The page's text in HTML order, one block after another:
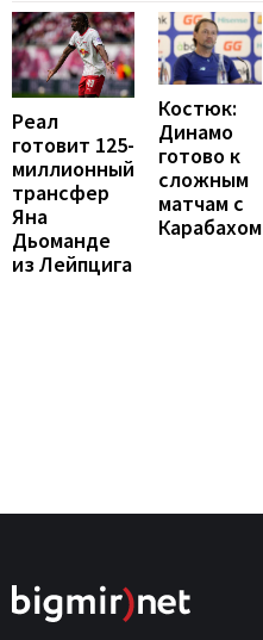
Реал
готовит 125-
миллионный
трансфер
Яна
Дьоманде
из Лейпцига
Костюк:
Динамо
готово к
сложным
матчам с
Карабахом